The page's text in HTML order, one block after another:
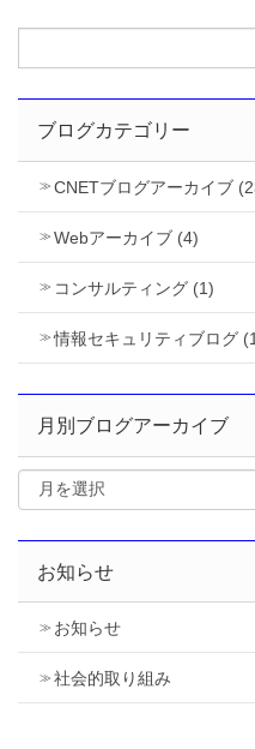
ブログカテゴリー
CNETブログアーカイブ
Webアーカイブ (4)
コンサルティング (1)
情報セキュリティブログ
月別ブログアーカイブ
お知らせ
お知らせ
社会的取り組み